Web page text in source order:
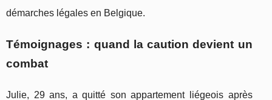
démarches légales en Belgique.
Témoignages : quand la caution devient un
combat
Julie, 29 ans, a quitté son appartement liégeois après